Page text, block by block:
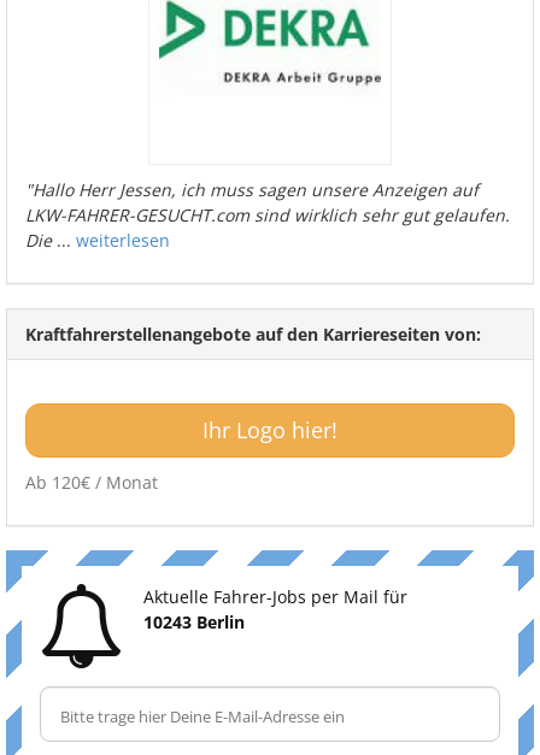
"Hallo Herr Jessen, ich muss sagen unsere Anzeigen auf
LKW-FAHRER-GESUCHT.com sind wirklich sehr gut gelaufen.
Die... weiterlesen
Kraftfahrerstellenangebote auf den Karriereseiten von:
Ihr Logo hier!
Ab 120€ / Monat
Aktuelle Fahrer-Jobs per Mail für
10243 Berlin